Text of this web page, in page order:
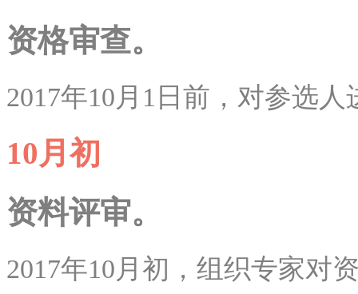
资格审查。
2017年10月1日前，对参选
10月初
资料评审。
2017年10月初，组织专家对